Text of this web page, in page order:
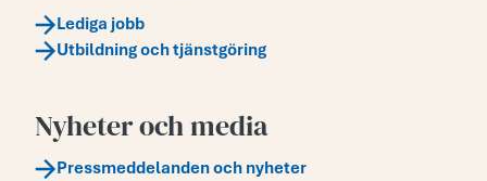
Lediga jobb
Utbildning och tjänstgöring
Nyheter och media
Pressmeddelanden och nyheter